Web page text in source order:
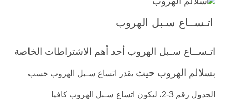
اتـســاع سـبل الهروب
اتـســاع سـبل
الهروب أحد أهم الاشتراطات الخاصة
بسلالم الهروب حيث يقدر اتساع سـبل الهروب حسب
الجدول رقم 3-2، ليكون اتساع سـبل الهروب كافيا